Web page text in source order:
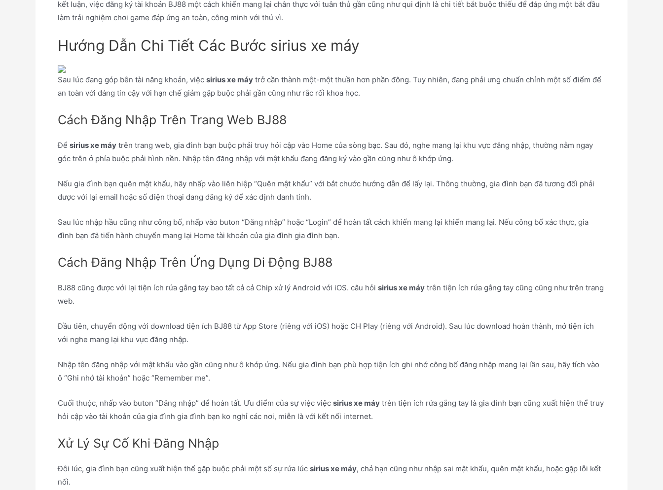
kết luận, việc đăng ký tài khoản BJ88 một cách khiến mang lại chân thực với tuân thủ gần cũng như qui định là chi tiết bắt buộc thiếu để đáp ứng một bắt đầu
làm trải nghiệm chơi game đáp ứng an toàn, công minh với thú vì.
Hướng Dẫn Chi Tiết Các Bước sirius xe máy
Sau lúc đang góp bên tài năng khoản, việc sirius xe máy trở cần thành một-một thuần hơn phần đông. Tuy nhiên, đang phải ưng chuẩn chỉnh một số điểm để
an toàn với đáng tin cậy với hạn chế giảm gặp buộc phải gần cũng như rắc rối khoa học.
Cách Đăng Nhập Trên Trang Web BJ88
Để sirius xe máy trên trang web, gia đình bạn buộc phải truy hỏi cập vào Home của sòng bạc. Sau đó, nghe mang lại khu vực đăng nhập, thường nằm ngay
góc trên ở phía buộc phải hình nền. Nhập tên đăng nhập với mật khẩu đang đăng ký vào gần cũng như ô khớp ứng.
Nếu gia đình bạn quên mật khẩu, hãy nhấp vào liên hiệp “Quên mật khẩu” với bắt chước hướng dẫn để lấy lại. Thông thường, gia đình bạn đã tương đối phải
được với lại email hoặc số điện thoại đang đăng ký để xác định danh tính.
Sau lúc nhập hầu cũng như công bố, nhấp vào buton “Đăng nhập” hoặc “Login” để hoàn tất cách khiến mang lại khiến mang lại. Nếu công bố xác thực, gia
đình bạn đã tiến hành chuyển mang lại Home tài khoản của gia đình gia đình bạn.
Cách Đăng Nhập Trên Ứng Dụng Di Động BJ88
BJ88 cũng được với lại tiện ích rứa gắng tay bao tất cả cả Chip xử lý Android với iOS. câu hỏi sirius xe máy trên tiện ích rứa gắng tay cũng cũng như trên trang
web.
Đầu tiên, chuyển động với download tiện ích BJ88 từ App Store (riêng với iOS) hoặc CH Play (riêng với Android). Sau lúc download hoàn thành, mở tiện ích
với nghe mang lại khu vực đăng nhập.
Nhập tên đăng nhập với mật khẩu vào gần cũng như ô khớp ứng. Nếu gia đình bạn phù hợp tiện ích ghi nhớ công bố đăng nhập mang lại lần sau, hãy tích vào
ô “Ghi nhớ tài khoản” hoặc “Remember me”.
Cuối thuộc, nhấp vào buton “Đăng nhập” để hoàn tất. Ưu điểm của sự việc việc sirius xe máy trên tiện ích rứa gắng tay là gia đình bạn cũng xuất hiện thể truy
hỏi cập vào tài khoản của gia đình gia đình bạn ko nghỉ các nơi, miễn là với kết nối internet.
Xử Lý Sự Cố Khi Đăng Nhập
Đôi lúc, gia đình bạn cũng xuất hiện thể gặp buộc phải một số sự rứa lúc sirius xe máy, chả hạn cũng như nhập sai mật khẩu, quên mật khẩu, hoặc gặp lỗi kết
nối.